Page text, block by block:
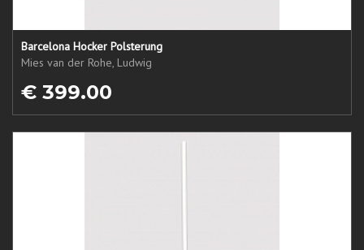
Barcelona Hocker Polsterung
Mies van der Rohe, Ludwig
€ 399.00